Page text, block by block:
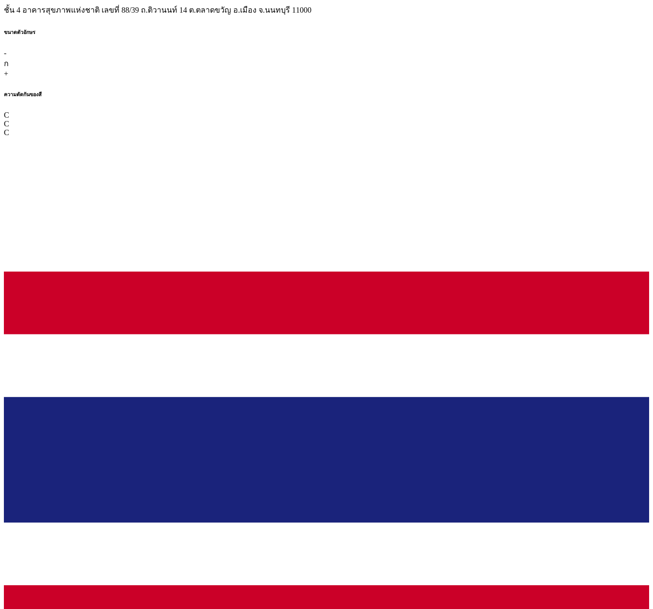
ชั้น 4 อาคารสุขภาพแห่งชาติ เลขที่ 88/39 ถ.ติวานนท์ 14 ต.ตลาดขวัญ อ.เมือง จ.นนทบุรี 11000
ขนาดตัวอักษร
-
ก
+
ความตัดกันของสี
C
C
C